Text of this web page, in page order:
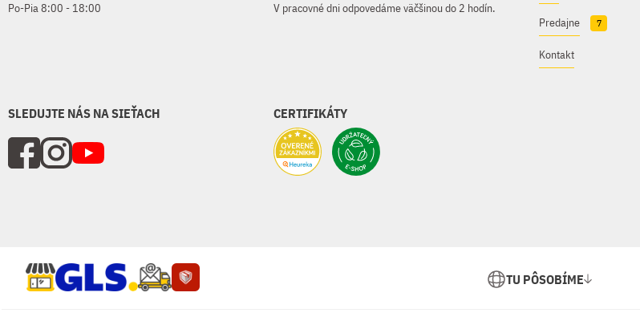
Po-Pia 8:00 - 18:00 V pracovné dni odpovedáme väčšinou do 2 hodín.
SLEDUJTE NÁS NA SIEŤACH CERTIFIKÁTY
Predajne 7
Kontakt
TU PÔSOBÍME